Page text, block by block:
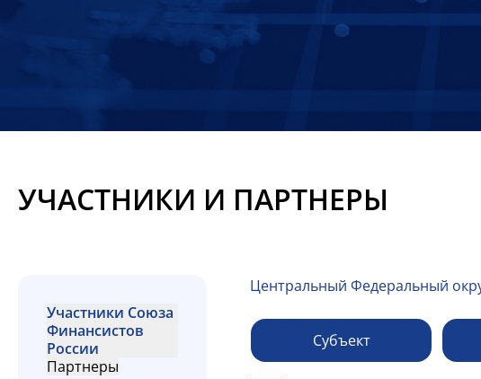
УЧАСТНИКИ И ПАРТНЕРЫ
Участники Союза
Финансистов
России
Партнеры
Центральный Федеральный
Субъект